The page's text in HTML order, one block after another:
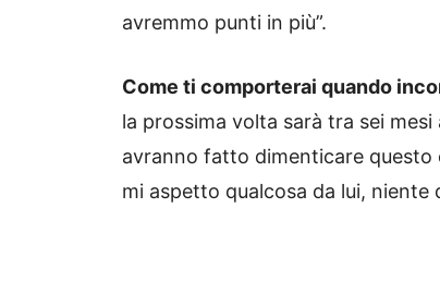
avremmo punti in più”.
Come ti comporterai quando
la prossima volta sarà tra sei
avranno fatto dimenticare
mi aspetto qualcosa da lui, niente